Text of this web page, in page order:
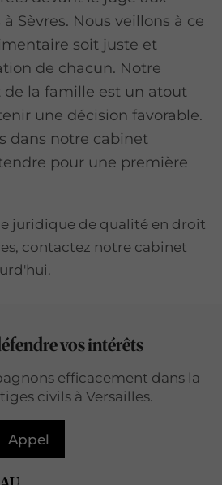
Sèvres. Nous veillons à ce
soit juste et
de chacun. Notre
de la famille est un atout
une décision favorable.
dans notre cabinet
pour une première
juridique de qualité en droit
contactez notre cabinet
vos intérêts
efficacement dans la
civils à Versailles.
Appel